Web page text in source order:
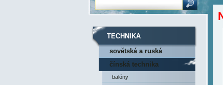
TECHNIKA
sovětská a ruská
technika
čínská technika
balóny